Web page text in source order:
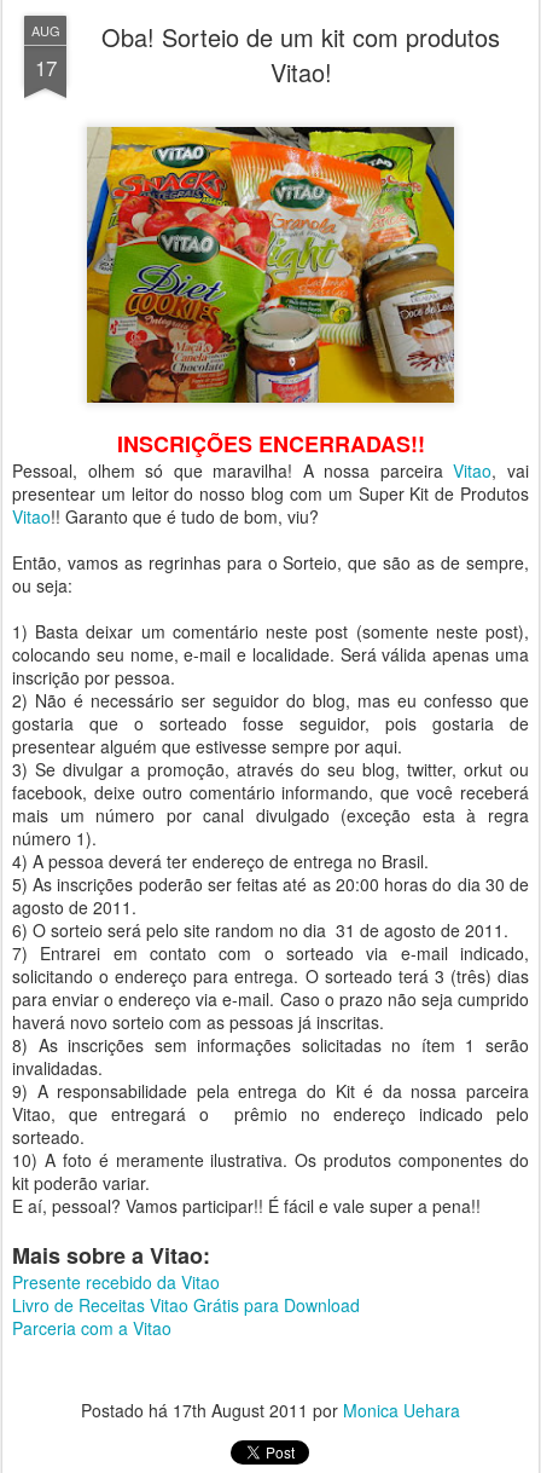
AUG
17
Oba! Sorteio de um kit com produtos
Vitao!
INSCRIÇÕES ENCERRADAS!!
Pessoal, olhem só que maravilha! A nossa parceiraVitao, vai
presentear um leitor do nosso blog com um Super Kit de Produtos
Vitao!! Garanto que é tudo de bom, viu?
Então, vamos as regrinhas para o Sorteio, que são as de sempre,
ou seja:
1) Basta deixar um comentário neste post (somente neste post),
colocando seu nome, e-mail e localidade. Será válida apenas uma
inscrição por pessoa.
2) Não é necessário ser seguidor do blog, mas eu confesso que
gostaria que o sorteado fosse seguidor, pois gostaria de
presentear alguém que estivesse sempre por aqui.
3) Se divulgar a promoção, através do seu blog, twitter, orkut ou
facebook, deixe outro comentário informando, que você receberá
mais um número por canal divulgado (exceção esta à regra
número 1).
4) A pessoa deverá ter endereço de entrega no Brasil.
5) As inscrições poderão ser feitas até as 20:00 horas do dia 30 de
agosto de 2011.
6) O sorteio será pelo site random no dia 31 de agosto de 2011.
7) Entrarei em contato com o sorteado via e-mail indicado,
solicitando o endereço para entrega. O sorteado terá 3 (três) dias
para enviar o endereço via e-mail. Caso o prazo não seja cumprido
haverá novo sorteio com as pessoas já inscritas.
8) As inscrições sem informações solicitadas no ítem 1 serão
invalidadas.
9) A responsabilidade pela entrega do Kit é da nossa parceira
Vitao, que entregará o prêmio no endereço indicado pelo
sorteado.
10) A foto é meramente ilustrativa. Os produtos componentes do
kit poderão variar.
E aí, pessoal? Vamos participar!! É fácil e vale super a pena!!
Mais sobre a Vitao:
Presente recebido da Vitao
Livro de Receitas Vitao Grátis para Download
Parceria com a Vitao
Postado há 17th August 2011 por Monica Uehara